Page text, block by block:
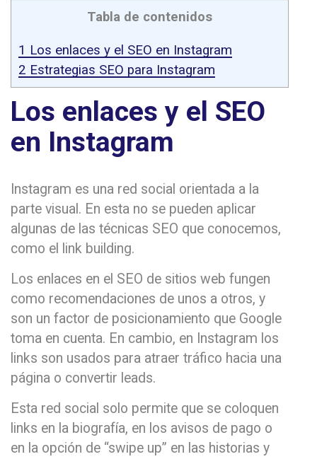
Tabla de contenidos
1 Los enlaces y el SEO en Instagram
2 Estrategias SEO para Instagram
Los enlaces y el SEO
en Instagram
Instagram es una red social orientada a la
parte visual. En esta no se pueden aplicar
algunas de las técnicas SEO que conocemos,
como el link building.
Los enlaces en el SEO de sitios web fungen
como recomendaciones de unos a otros, y
son un factor de posicionamiento que Google
toma en cuenta. En cambio, en Instagram los
links son usados para atraer tráfico hacia una
página o convertir leads.
Esta red social solo permite que se coloquen
links en la biografía, en los avisos de pago o
en la opción de “swipe up” en las historias y